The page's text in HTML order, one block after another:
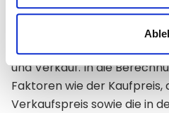
Dividendenzahlung als
Maßgeblich ist dabei nicht
Ausschüttung, sondern der
und Verkauf. In die
Faktoren wie der
Verkaufspreis sowie die in